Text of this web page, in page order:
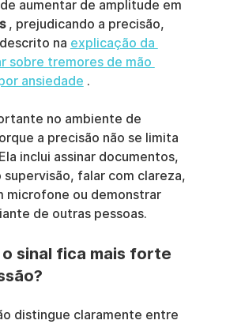
aumentar de amplitude em
, prejudicando a precisão,
na explicação da
sobre tremores de mão
ansiedade .
no ambiente de
a precisão não se limita
inclui assinar documentos,
supervisão, falar com clareza,
microfone ou demonstrar
de outras pessoas.
sinal fica mais forte
distingue claramente entre